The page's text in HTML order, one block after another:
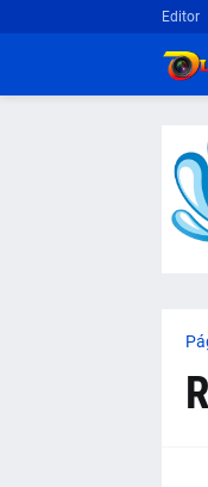
Editor